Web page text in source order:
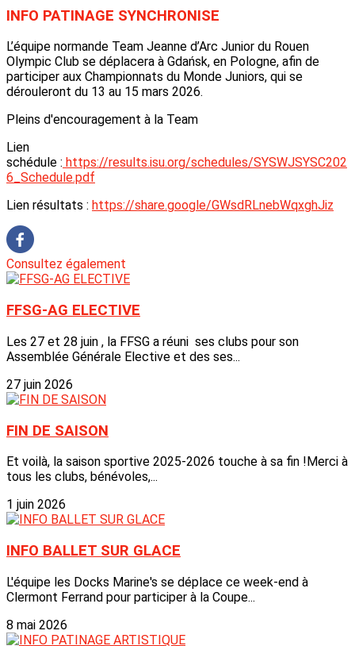
INFO PATINAGE SYNCHRONISE
L’équipe normande Team Jeanne d’Arc Junior du Rouen
Olympic Club se déplacera à Gdańsk, en Pologne, afin de
participer aux Championnats du Monde Juniors, qui se
dérouleront du 13 au 15 mars 2026.
Pleins d'encouragement à la Team
Lien
schédule : https://results.isu.org/schedules/SYSWJSYSC202
6_Schedule.pdf
Lien résultats : https://share.google/GWsdRLnebWqxghJiz
Consultez également
FFSG-AG ELECTIVE
Les 27 et 28 juin , la FFSG a réuni ses clubs pour son
Assemblée Générale Elective et des ses...
27 juin 2026
FIN DE SAISON
Et voilà, la saison sportive 2025-2026 touche à sa fin !Merci à
tous les clubs, bénévoles,...
1 juin 2026
INFO BALLET SUR GLACE
L'équipe les Docks Marine's se déplace ce week-end à
Clermont Ferrand pour participer à la Coupe...
8 mai 2026